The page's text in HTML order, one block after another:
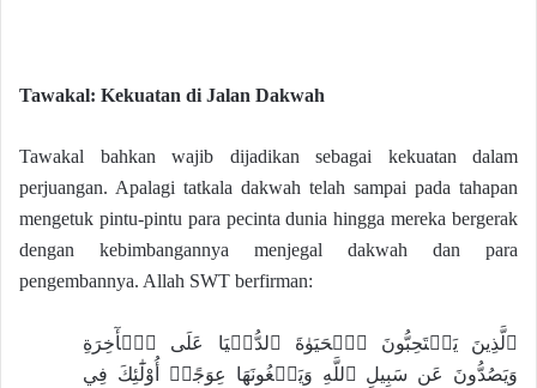
Tawakal: Kekuatan di Jalan Dakwah
Tawakal bahkan wajib dijadikan sebagai kekuatan dalam
perjuangan. Apalagi tatkala dakwah telah sampai pada tahapan
mengetuk pintu-pintu para pecinta dunia hingga mereka bergerak
dengan kebimbangannya menjegal dakwah dan para
pengembannya. Allah SWT berfirman:
ٱلَّذِينَ يَسۡتَحِبُّونَ ٱلۡحَيَوٰةَ ٱلدُّنۡيَا عَلَى ٱلۡأٓخِرَةِ
وَيَصُدُّونَ عَن سَبِيلِ ٱللَّهِ وَيَبۡغُونَهَا عِوَجًاۚ أُوْلَٰٓئِكَ فِي